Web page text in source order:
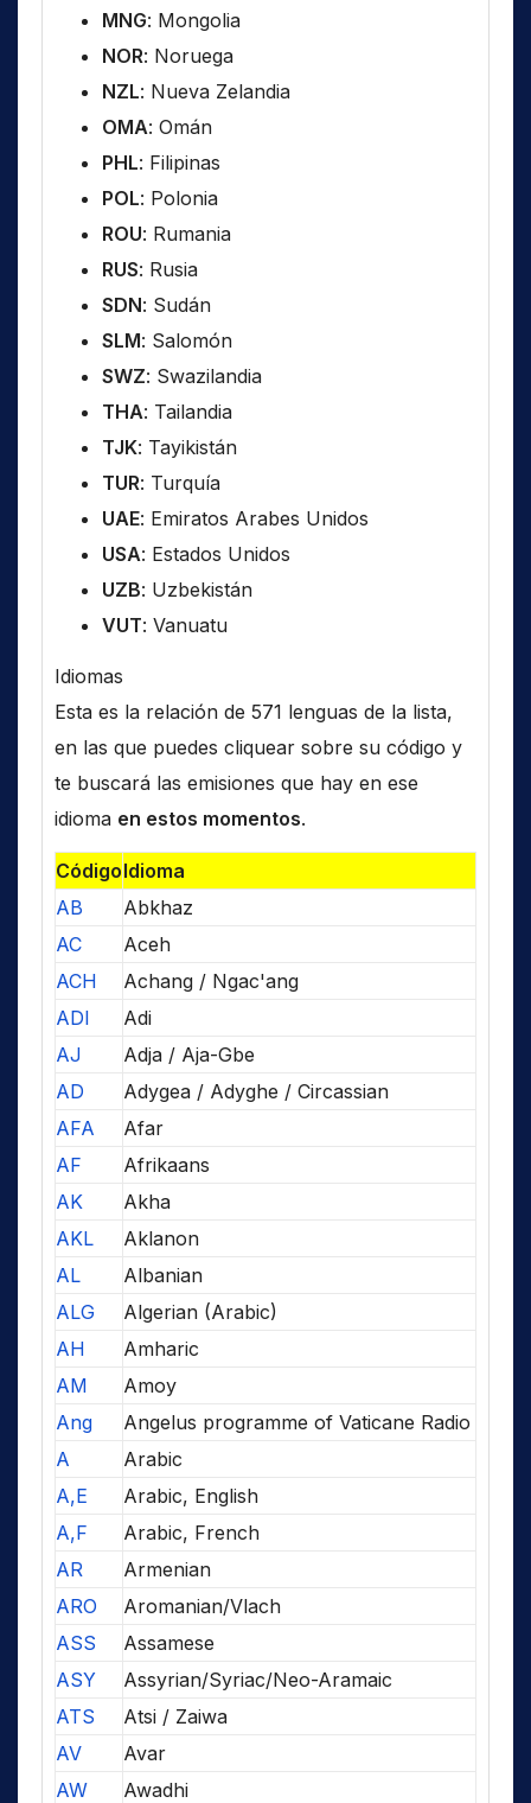
MNG: Mongolia
NOR: Noruega
NZL: Nueva Zelandia
OMA: Omán
PHL: Filipinas
POL: Polonia
ROU: Rumania
RUS: Rusia
SDN: Sudán
SLM: Salomón
SWZ: Swazilandia
THA: Tailandia
TJK: Tayikistán
TUR: Turquía
UAE: Emiratos Arabes Unidos
USA: Estados Unidos
UZB: Uzbekistán
VUT: Vanuatu
Idiomas
Esta es la relación de 571 lenguas de la lista,
en las que puedes cliquear sobre su código y
te buscará las emisiones que hay en ese
idioma en estos momentos.
CódigoIdioma
AB
Abkhaz
AC
Aceh
ACH
Achang / Ngac'ang
ADI
Adi
AJ
Adja / Aja-Gbe
AD
Adygea / Adyghe / Circassian
AFA
Afar
AF
Afrikaans
AK
Akha
AKL
Aklanon
AL
Albanian
ALG
Algerian (Arabic)
AH
Amharic
AM
Amoy
Ang
Angelus programme of Vaticane Radio
A
Arabic
A,E
Arabic, English
A,F
Arabic, French
AR
Armenian
ARO
Aromanian/Vlach
ASS
Assamese
ASY
Assyrian/Syriac/Neo-Aramaic
ATS
Atsi / Zaiwa
AV
Avar
AW
Awadhi